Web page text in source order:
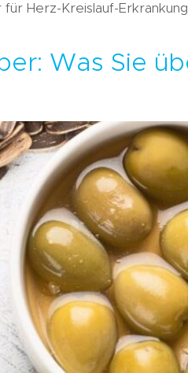
Herz-Kreislauf-
Was Sie